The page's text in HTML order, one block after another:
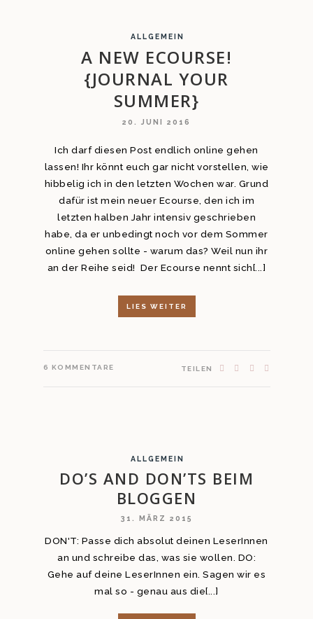
ALLGEMEIN
A NEW ECOURSE!
{JOURNAL YOUR
SUMMER}
20. JUNI 2016
Ich darf diesen Post endlich online gehen
lassen! Ihr könnt euch gar nicht vorstellen, wie
hibbelig ich in den letzten Wochen war. Grund
dafür ist mein neuer Ecourse, den ich im
letzten halben Jahr intensiv geschrieben
habe, da er unbedingt noch vor dem Sommer
online gehen sollte - warum das? Weil nun ihr
an der Reihe seid! Der Ecourse nennt sich[...]
LIES WEITER
6 KOMMENTARE TEILEN
ALLGEMEIN
DO’S AND DON’TS BEIM
BLOGGEN
31. MÄRZ 2015
DON'T: Passe dich absolut deinen LeserInnen
an und schreibe das, was sie wollen. DO:
Gehe auf deine LeserInnen ein. Sagen wir es
mal so - genau aus die[...]